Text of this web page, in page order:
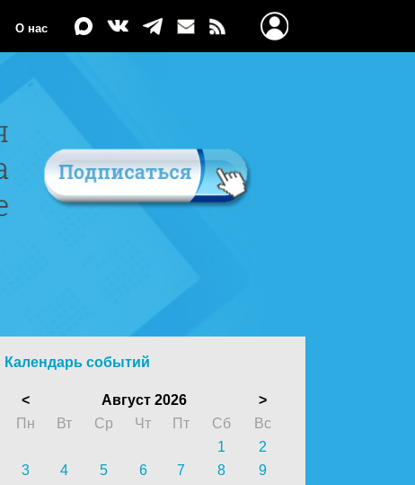
О нас
Календарь событий
< Август 2026
>
Пн
Вт Ср Чт Пт Сб
Вс
1
2
3
4 5 6 7 8
9